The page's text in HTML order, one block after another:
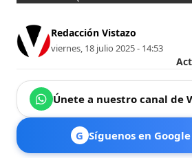
Redacción Vistazo
viernes, 18 julio 2025 - 14:53
Únete a nuestro canal de
G Síguenos en